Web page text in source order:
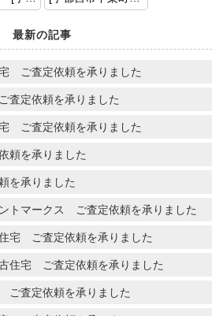
最新の記事
ご査定依頼を承りました
定依頼を承りました
ご査定依頼を承りました
頼を承りました
を承りました
トマークス ご査定依頼を承りました
宅 ご査定依頼を承りました
住宅 ご査定依頼を承りました
査定依頼を承りました